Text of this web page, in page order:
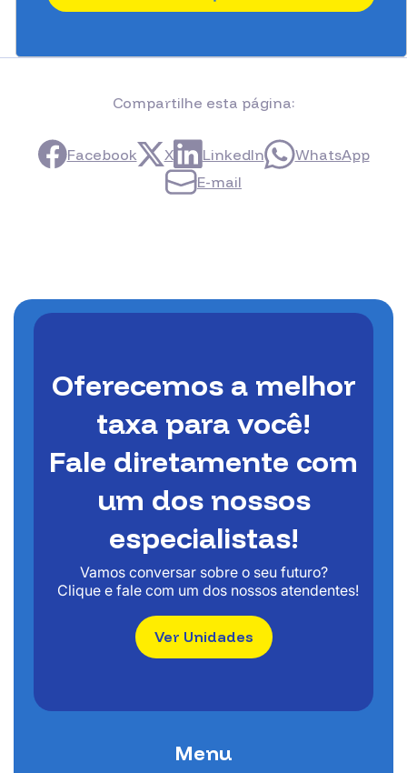
Compartilhe esta página:
Facebook X LinkedIn
WhatsApp
E-mail
Oferecemos a melhor
taxa para você!
Fale diretamente com
um dos nossos
especialistas!
Vamos conversar sobre o seu futuro?
Clique e fale com um dos nossos atendentes!
Ver Unidades
Menu